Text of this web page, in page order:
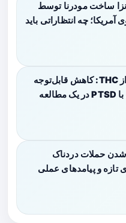
ساخت مودرنا توسط
آمریکا؛ چه انتظاراتی باید
استفاده نسخه‌ای از THC: کاهش قابل‌توجه
کابوس‌های مرتبط با PTSD در یک مطالعه
شدن حملات دردناک
تازه و پیامدهای عملی